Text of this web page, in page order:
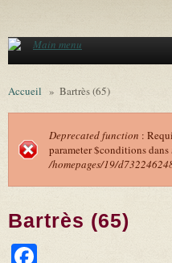
Main menu
Accueil » Bartrès (65)
Message
Deprecated function :
parameter $conditions dans
/homepages/19/
Bartrès (65)